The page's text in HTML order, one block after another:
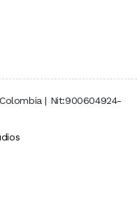
| Nit:900604924-